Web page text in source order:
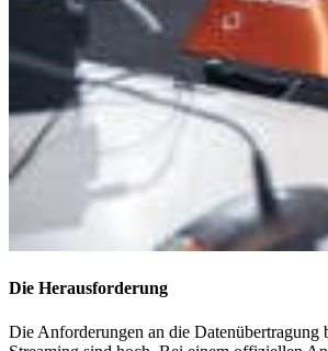
Die Herausforderung
Die Anforderungen an die Datenübertragung